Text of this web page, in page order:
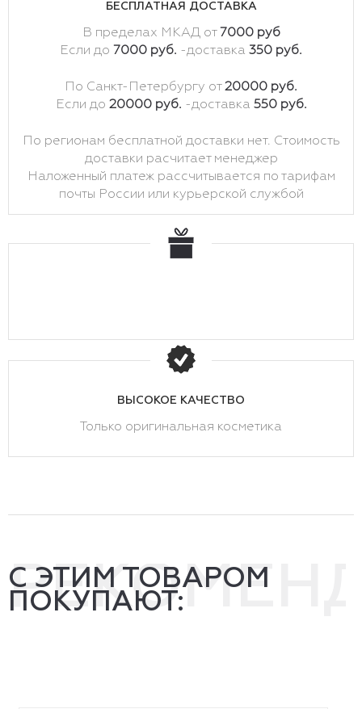
БЕСПЛАТНАЯ ДОСТАВКА
В пределах МКАД от 7000 руб
Если до 7000 руб. -доставка 350 руб.
По Санкт-Петербургу от20000 руб.
Если до 20000 руб. -доставка 550 руб.
По регионам бесплатной доставки нет. Стоимость
доставки расчитает менеджер
Наложенный платеж рассчитывается по тарифам
почты России или курьерской службой
ВЫСОКОЕ КАЧЕСТВО
Только оригинальная косметика
С ЭТИМ ТОВАРОМ
ПОКУПАЮТ: